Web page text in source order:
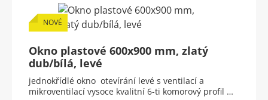
NOVÉ
Okno plastové 600x900 mm, zlatý
dub/bílá, levé
jednokřídlé okno otevírání levé s ventilací a
mikroventilací vysoce kvalitní 6-ti komorový profil …